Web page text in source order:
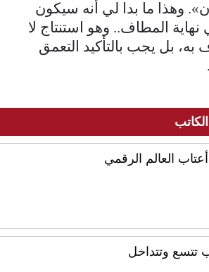
وهذا ما بدا لي أنه سيكون
المطاف.. وهو استنتاج لا
به، بل يجب بالتأكيد التعمق
العالم الرقمي
تتسع وتتداخل